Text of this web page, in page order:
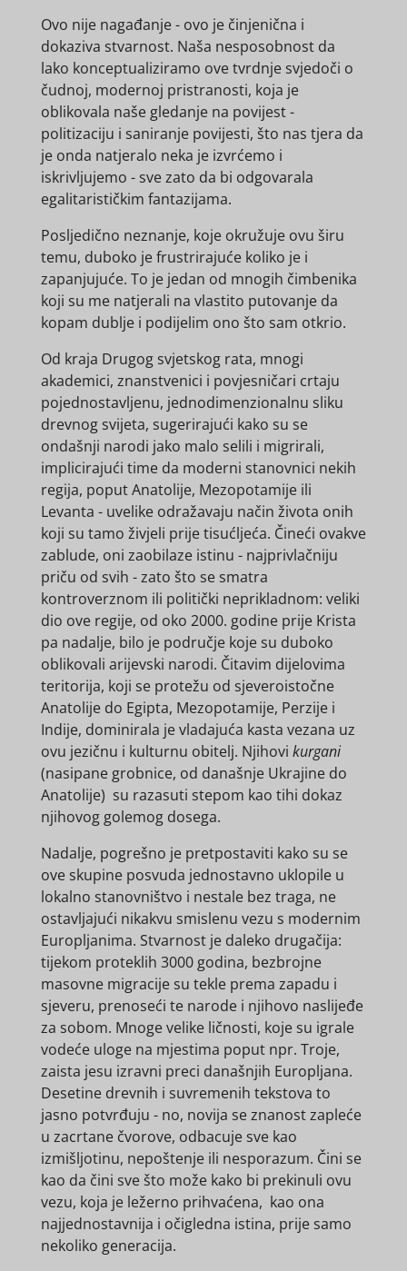
Ovo nije nagađanje - ovo je činjenična i
dokaziva stvarnost. Naša nesposobnost da
lako konceptualiziramo ove tvrdnje svjedoči o
čudnoj, modernoj pristranosti, koja je
oblikovala naše gledanje na povijest -
politizaciju i saniranje povijesti, što nas tjera da
je onda natjeralo neka je izvrćemo i
iskrivljujemo - sve zato da bi odgovarala
egalitarističkim fantazijama.
Posljedično neznanje, koje okružuje ovu širu
temu, duboko je frustrirajuće koliko je i
zapanjujuće. To je jedan od mnogih čimbenika
koji su me natjerali na vlastito putovanje da
kopam dublje i podijelim ono što sam otkrio.
Od kraja Drugog svjetskog rata, mnogi
akademici, znanstvenici i povjesničari crtaju
pojednostavljenu, jednodimenzionalnu sliku
drevnog svijeta, sugerirajući kako su se
ondašnji narodi jako malo selili i migrirali,
implicirajući time da moderni stanovnici nekih
regija, poput Anatolije, Mezopotamije ili
Levanta - uvelike odražavaju način života onih
koji su tamo živjeli prije tisućljeća. Čineći ovakve
zablude, oni zaobilaze istinu - najprivlačniju
priču od svih - zato što se smatra
kontroverznom ili politički neprikladnom: veliki
dio ove regije, od oko 2000. godine prije Krista
pa nadalje, bilo je područje koje su duboko
oblikovali arijevski narodi. Čitavim dijelovima
teritorija, koji se protežu od sjeveroistočne
Anatolije do Egipta, Mezopotamije, Perzije i
Indije, dominirala je vladajuća kasta vezana uz
ovu jezičnu i kulturnu obitelj. Njihovi kurgani
(nasipane grobnice, od današnje Ukrajine do
Anatolije) su razasuti stepom kao tihi dokaz
njihovog golemog dosega.
Nadalje, pogrešno je pretpostaviti kako su se
ove skupine posvuda jednostavno uklopile u
lokalno stanovništvo i nestale bez traga, ne
ostavljajući nikakvu smislenu vezu s modernim
Europljanima. Stvarnost je daleko drugačija:
tijekom proteklih 3000 godina, bezbrojne
masovne migracije su tekle prema zapadu i
sjeveru, prenoseći te narode i njihovo naslijeđe
za sobom. Mnoge velike ličnosti, koje su igrale
vodeće uloge na mjestima poput npr. Troje,
zaista jesu izravni preci današnjih Europljana.
Desetine drevnih i suvremenih tekstova to
jasno potvrđuju - no, novija se znanost zapleće
u zacrtane čvorove, odbacuje sve kao
izmišljotinu, nepoštenje ili nesporazum. Čini se
kao da čini sve što može kako bi prekinuli ovu
vezu, koja je ležerno prihvaćena, kao ona
najjednostavnija i očigledna istina, prije samo
nekoliko generacija.